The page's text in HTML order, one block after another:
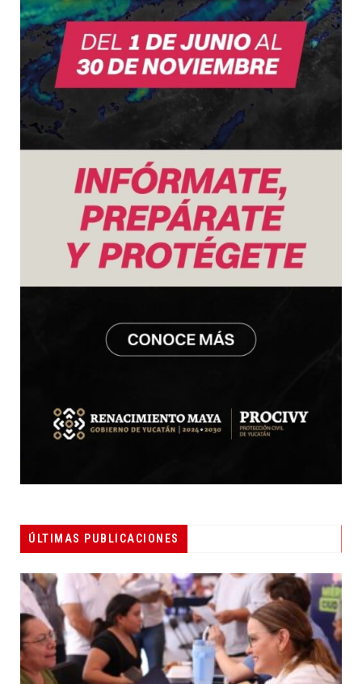
ÚLTIMAS PUBLICACIONES